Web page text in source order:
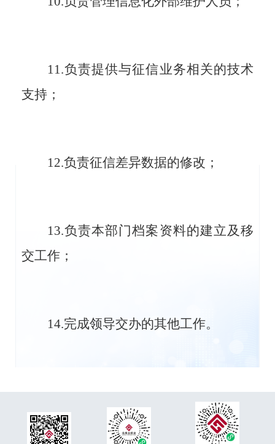
11.负责提供与征信业务相关的技术
支持；
12.负责征信差异数据的修改 ；
13.负责本部门档案资料的建立及移
交工作；
14.完成领导交办的其他工作。